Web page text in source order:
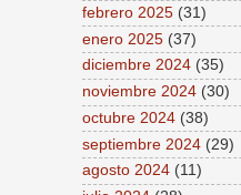
febrero 2025 (31)
enero 2025 (37)
diciembre 2024 (35)
noviembre 2024 (30)
octubre 2024 (38)
septiembre 2024 (29)
agosto 2024 (11)